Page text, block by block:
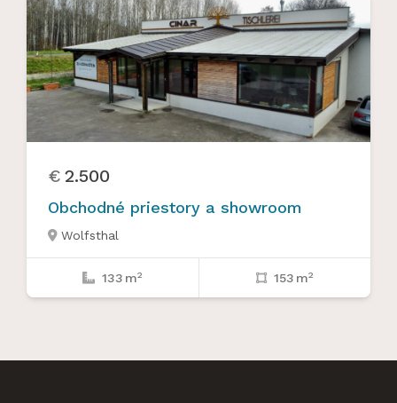
€ 2.500
Obchodné priestory a showroom
 Wolfsthal
 133 m2  153 m2